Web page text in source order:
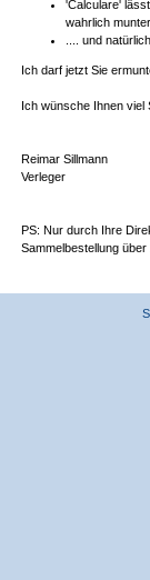
'Calculare'
wahrlich
.... und
Ich darf jetzt Sie
Ich wünsche Ihnen viel
Reimar Sillmann
Verleger
PS: Nur durch Ihre
Sammelbestellung